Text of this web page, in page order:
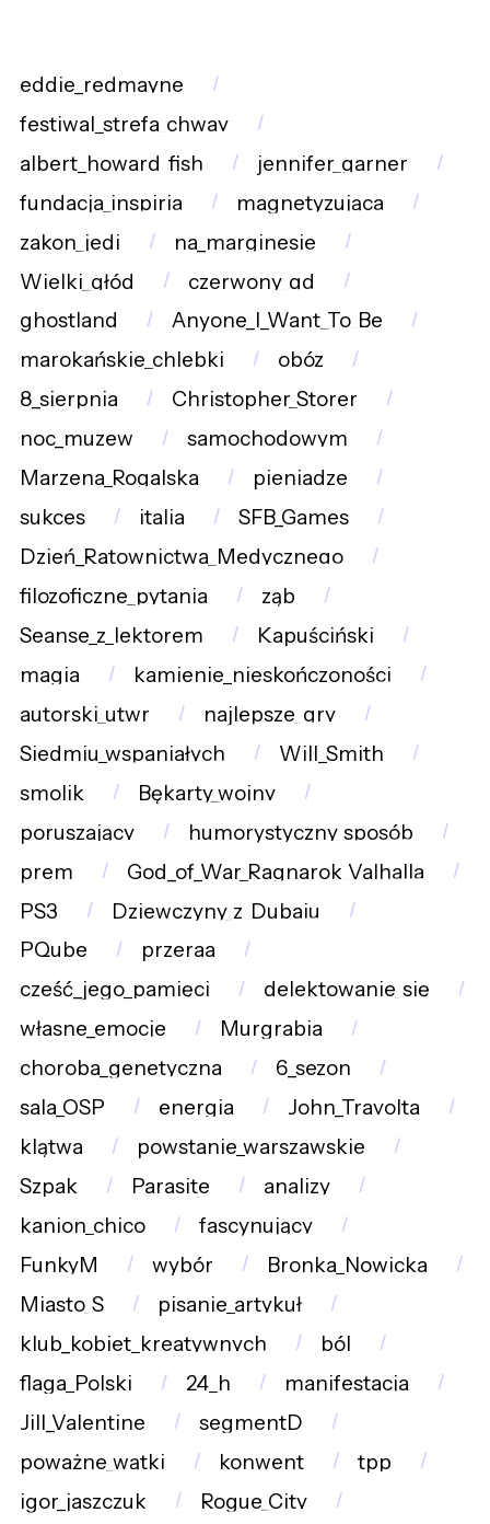
eddie_redmayne
festiwal_strefa_chway
albert_howard_fish
jennifer_garner
fundacja_inspiria
magnetyzująca
zakon_jedi
na_marginesie
Wielki_głód
czerwony_gd
ghostland
Anyone_I_Want_To_Be
marokańskie_chlebki
obóz
8_sierpnia
Christopher_Storer
noc_muzew
samochodowym
Marzena_Rogalska
pieniadze
sukces
italia
SFB_Games
Dzień_Ratownictwa_Medycznego
filozoficzne_pytania
ząb
Seanse_z_lektorem
Kapuściński
magia
kamienie_nieskończoności
autorski_utwr
najlepsze_gry
Siedmiu_wspaniałych
Will_Smith
smolik
Bękarty_wojny
poruszający
humorystyczny_sposób
prem
God_of_War_Ragnarok_Valhalla
PS3
Dziewczyny_z_Dubaju
PQube
przeraa
cześć_jego_pamięci
delektowanie_się
własne_emocje
Murgrabia
choroba_genetyczna
6_sezon
sala_OSP
energia
John_Travolta
klątwa
powstanie_warszawskie
Szpak
Parasite
analizy
kanion_chico
fascynujący
FunkyM
wybór
Bronka_Nowicka
Miasto_S
pisanie_artykuł
klub_kobiet_kreatywnych
ból
flaga_Polski
24_h
manifestacja
Jill_Valentine
segmentD
poważne_wątki
konwent
tpp
igor_jaszczuk
Rogue_City